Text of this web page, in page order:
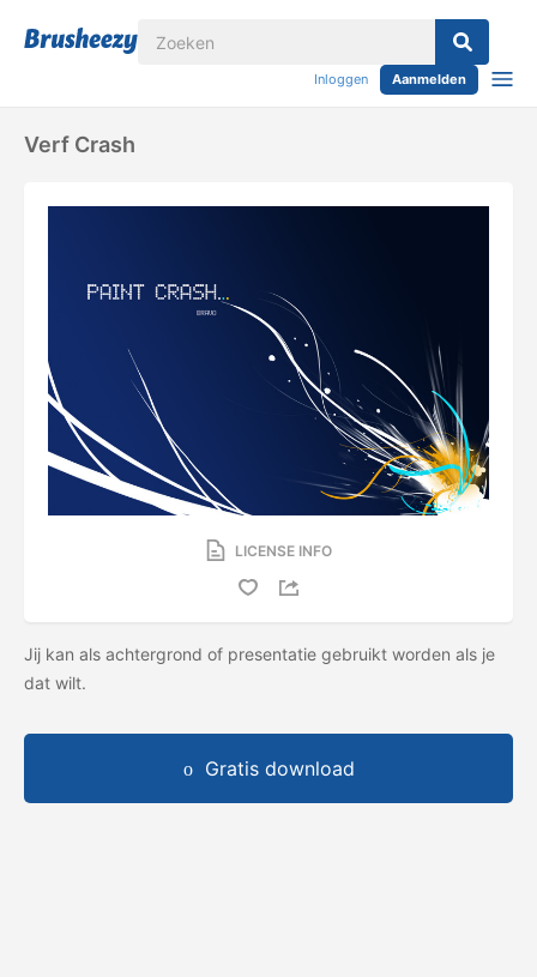
Inloggen Aanmelden
Verf Crash
LICENSE INFO
Jij kan als achtergrond of presentatie gebruikt worden als je
dat wilt.
Gratis download